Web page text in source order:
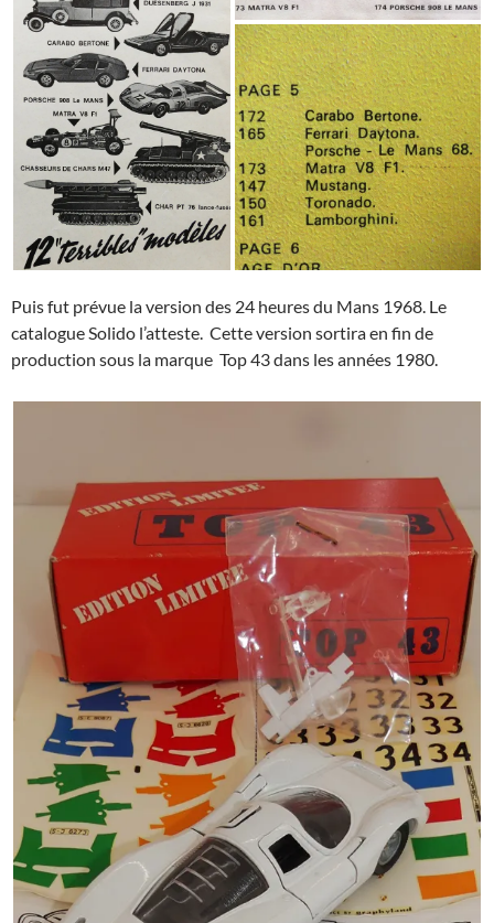
Puis fut prévue la version des 24 heures du Mans 1968. Le
catalogue Solido l’atteste. Cette version sortira en fin de
production sous la marque Top 43 dans les années 1980.